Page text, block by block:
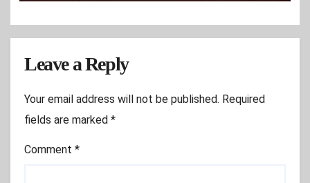
Leave a Reply
Your email address will not be published. Required
fields are marked *
Comment *